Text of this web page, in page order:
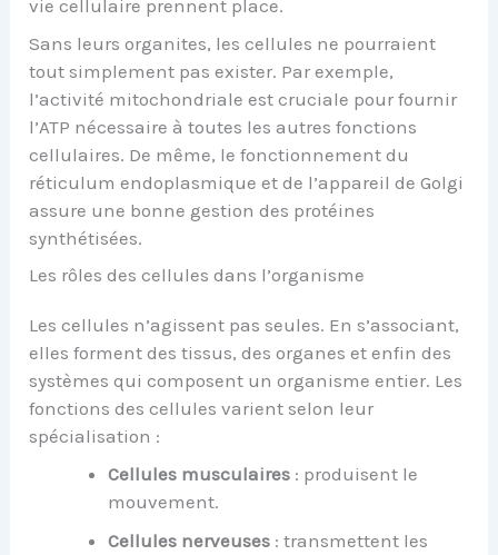
vie cellulaire prennent place.
Sans leurs organites, les cellules ne pourraient
tout simplement pas exister. Par exemple,
l’activité mitochondriale est cruciale pour fournir
l’ATP nécessaire à toutes les autres fonctions
cellulaires. De même, le fonctionnement du
réticulum endoplasmique et de l’appareil de Golgi
assure une bonne gestion des protéines
synthétisées.
Les rôles des cellules dans l’organisme
Les cellules n’agissent pas seules. En s’associant,
elles forment des tissus, des organes et enfin des
systèmes qui composent un organisme entier. Les
fonctions des cellules varient selon leur
spécialisation :
Cellules musculaires : produisent le
mouvement.
Cellules nerveuses : transmettent les